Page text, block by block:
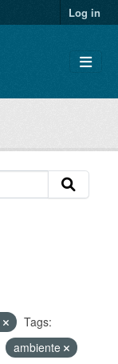
Log in
Tags:
ambiente